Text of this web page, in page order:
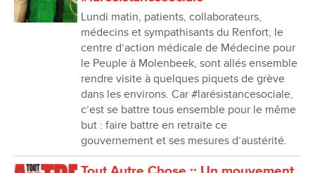
Lundi matin, patients, collaborateurs,
médecins et sympathisants du Renfort, le
centre d’action médicale de Médecine pour
le Peuple à Molenbeek, sont allés ensemble
rendre visite à quelques piquets de grève
dans les environs. Car #larésistancesociale,
c’est se battre tous ensemble pour le même
but : faire battre en retraite ce
gouvernement et ses mesures d’austérité.